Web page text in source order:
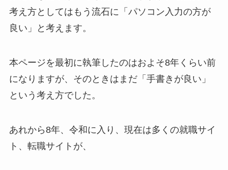
考え方としてはもう流石に「パソコン入力の方が
良い」と考えます。
本ページを最初に執筆したのはおよそ8年くらい前
になりますが、そのときはまだ「手書きが良い」
という考え方でした。
あれから8年、令和に入り、現在は多くの就職サイ
ト、転職サイトが、